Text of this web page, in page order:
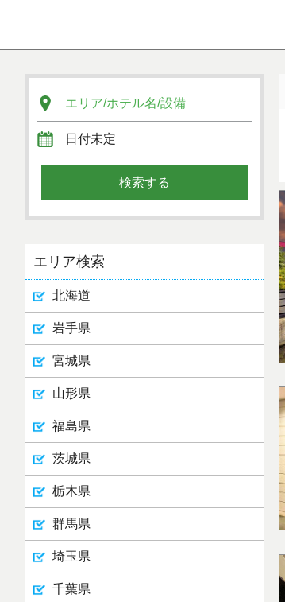
エリア検索
北海道
岩手県
宮城県
山形県
福島県
茨城県
栃木県
群馬県
埼玉県
千葉県